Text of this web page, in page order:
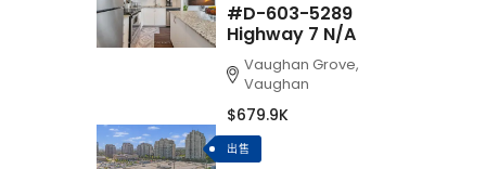
#D-603-5289
Highway 7 N/A
Vaughan Grove,
Vaughan
$679.9K
出售